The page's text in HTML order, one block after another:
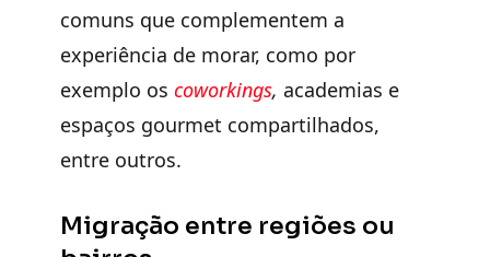
comuns que complementem a
experiência de morar, como por
exemplo os coworkings, academias e
espaços gourmet compartilhados,
entre outros.
Migração entre regiões ou